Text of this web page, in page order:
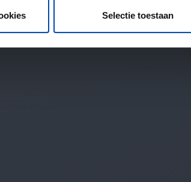
Selectie toestaan